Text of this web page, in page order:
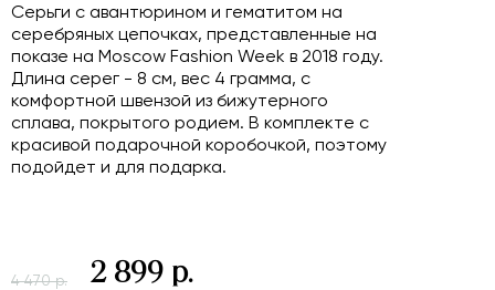
Серьги с авантюрином и гематитом на
серебряных цепочках, представленные на
показе на Moscow Fashion Week в 2018 году.
Длина серег - 8 см, вес 4 грамма, с
комфортной швензой из бижутерного
сплава, покрытого родием. В комплекте с
красивой подарочной коробочкой, поэтому
подойдет и для подарка.
4 470 р. 2 899 р.